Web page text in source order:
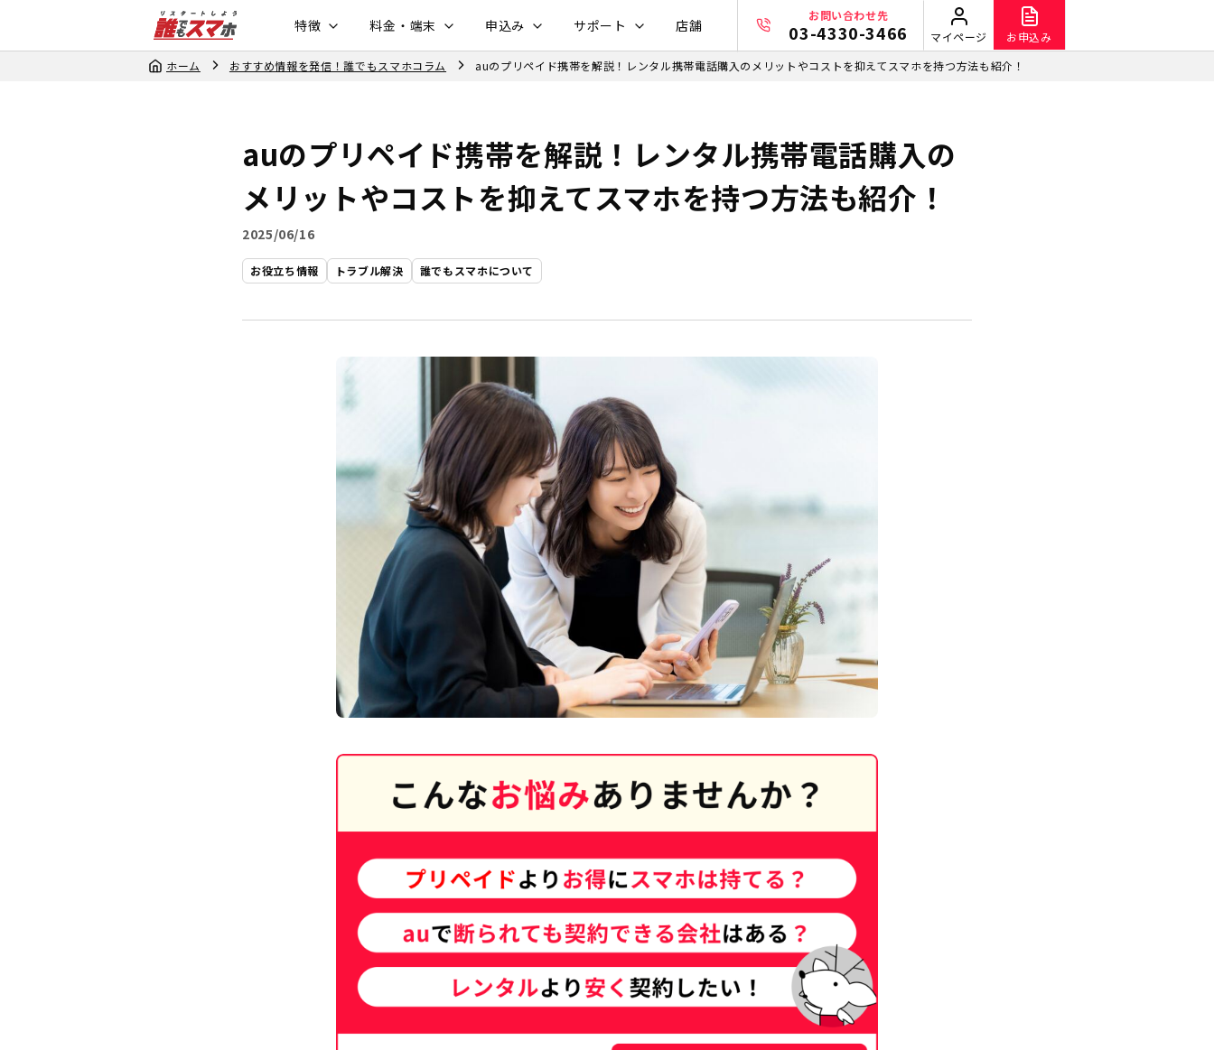
特徴 料金・端末 申込み サポート 店舗
お問い合わせ先
03-4330-3466 マイページ
お申込み
ホーム
おすすめ情報を発信！誰でもスマホコラム auのプリペイド携帯を解説！レンタル携帯電話購入のメリットやコストを抑えてスマホを持つ方法も紹介！
auのプリペイド携帯を解説！レンタル携帯電話購入の
メリットやコストを抑えてスマホを持つ方法も紹介！
2025/06/16
お役立ち情報 トラブル解決 誰でもスマホについて